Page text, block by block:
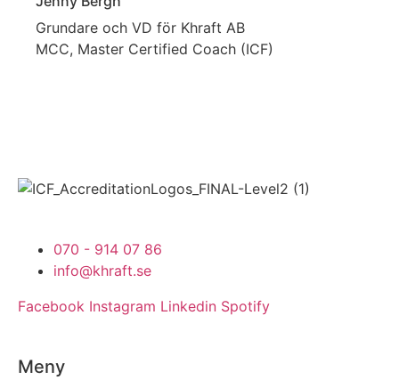
Grundare och VD för Khraft AB
MCC, Master Certified Coach (ICF)
070 - 914 07 86
info@khraft.se
Facebook Instagram Linkedin Spotify
Meny